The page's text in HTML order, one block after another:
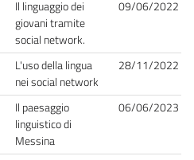
Il linguaggio dei
giovani tramite
social network.
09/06/2022
L'uso della lingua
nei social network
28/11/2022
Il paesaggio
linguistico di
Messina
06/06/2023